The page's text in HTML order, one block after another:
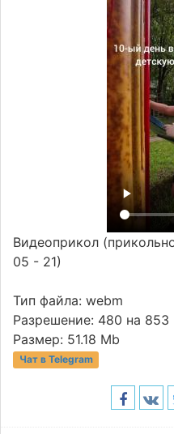
Видеоприкол
05 - 21)
Тип файла: webm
Разрешение: 480 на 853
Размер: 51.18 Mb
Чат в Telegram